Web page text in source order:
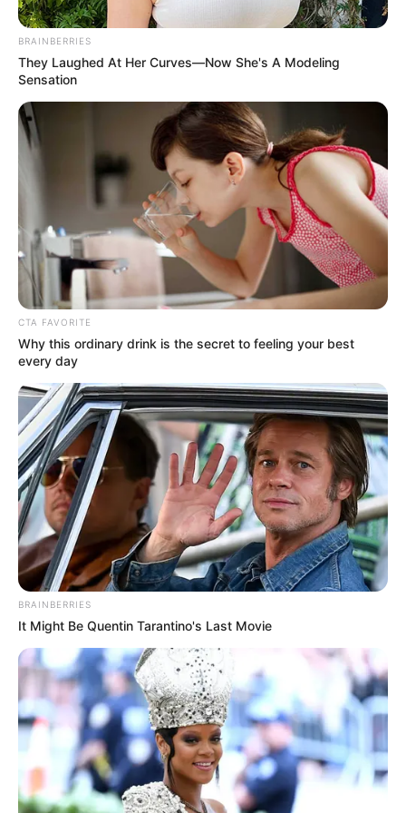
Cuentas de X de ambos funcionarios
Enrique Cabrales y Juliana Aray
Por: Diana María Ballestas Ortega
Septiembre 16, 2025
COMPARTIR
UNIRSE AL CANAL DE WHATSAPP
Crecen las reacciones de los senadores bolivarenses por
la descertificación, Juliana Aray y Enrique Cabrales
expusieron su preocupación por las consecuencias que
esto traerá a las comunidades en zonas expuestas al
narcotráfico como el sur de Bolívar, que tiene presencia
de al menos dos grandes grupos delincuenciales
dedicados a este tipo de delitos.
Uno de los primeros en pronunciarse fue el cartagenero
Cabrales, quien mencionó inicialmente que la novedad no
genera una consecuencia:"¿qué otra respuesta se podía
esperar del gobierno de Estados Unidos?La
descertificación no es una sorpresa, sino el resultado
lógico de políticas permisivas frente al narcotráfico y la
violencia".
BRAINBERRIES
They Laughed At Her Curves—Now She's A Modeling
Sensation
CTA FAVORITE
Why this ordinary drink is the secret to feeling your best
every day
BRAINBERRIES
It Might Be Quentin Tarantino's Last Movie